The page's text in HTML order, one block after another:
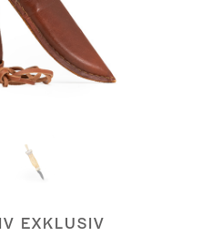
EXKLUSIV